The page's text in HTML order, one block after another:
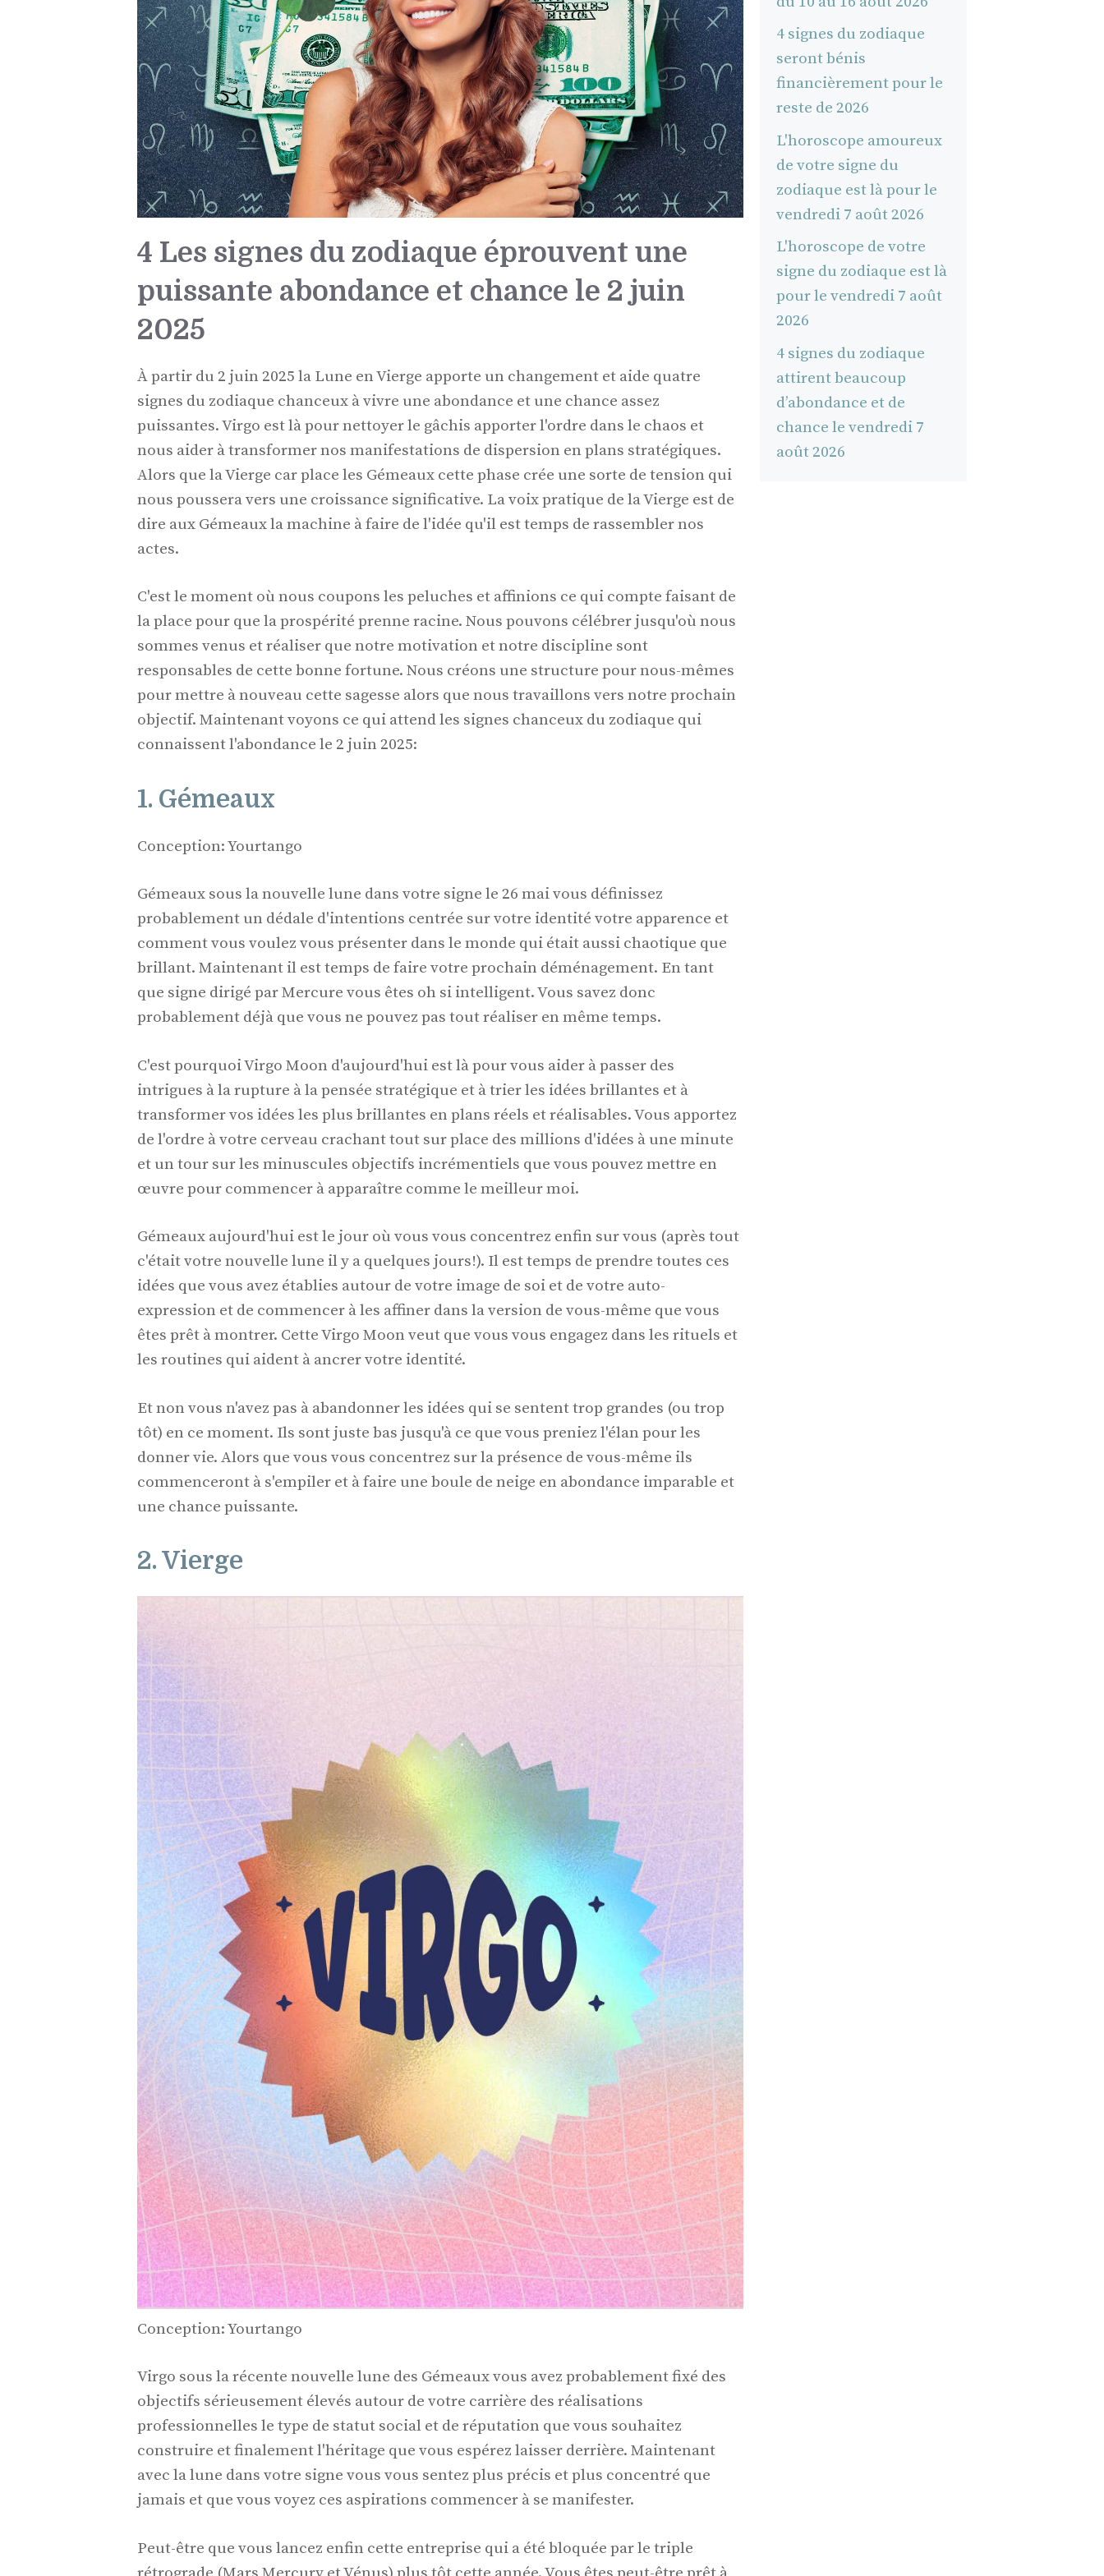
4 Les signes du zodiaque éprouvent une
puissante abondance et chance le 2 juin
2025
À partir du 2 juin 2025 la Lune en Vierge apporte un changement et aide quatre
signes du zodiaque chanceux à vivre une abondance et une chance assez
puissantes. Virgo est là pour nettoyer le gâchis apporter l'ordre dans le chaos et
nous aider à transformer nos manifestations de dispersion en plans stratégiques.
Alors que la Vierge car place les Gémeaux cette phase crée une sorte de tension qui
nous poussera vers une croissance significative. La voix pratique de la Vierge est de
dire aux Gémeaux la machine à faire de l'idée qu'il est temps de rassembler nos
actes.
C'est le moment où nous coupons les peluches et affinions ce qui compte faisant de
la place pour que la prospérité prenne racine. Nous pouvons célébrer jusqu'où nous
sommes venus et réaliser que notre motivation et notre discipline sont
responsables de cette bonne fortune. Nous créons une structure pour nous-mêmes
pour mettre à nouveau cette sagesse alors que nous travaillons vers notre prochain
objectif. Maintenant voyons ce qui attend les signes chanceux du zodiaque qui
connaissent l'abondance le 2 juin 2025:
1. Gémeaux
Conception: Yourtango
Gémeaux sous la nouvelle lune dans votre signe le 26 mai vous définissez
probablement un dédale d'intentions centrée sur votre identité votre apparence et
comment vous voulez vous présenter dans le monde qui était aussi chaotique que
brillant. Maintenant il est temps de faire votre prochain déménagement. En tant
que signe dirigé par Mercure vous êtes oh si intelligent. Vous savez donc
probablement déjà que vous ne pouvez pas tout réaliser en même temps.
C'est pourquoi Virgo Moon d'aujourd'hui est là pour vous aider à passer des
intrigues à la rupture à la pensée stratégique et à trier les idées brillantes et à
transformer vos idées les plus brillantes en plans réels et réalisables. Vous apportez
de l'ordre à votre cerveau crachant tout sur place des millions d'idées à une minute
et un tour sur les minuscules objectifs incrémentiels que vous pouvez mettre en
œuvre pour commencer à apparaître comme le meilleur moi.
Gémeaux aujourd'hui est le jour où vous vous concentrez enfin sur vous (après tout
c'était votre nouvelle lune il y a quelques jours!). Il est temps de prendre toutes ces
idées que vous avez établies autour de votre image de soi et de votre auto-
expression et de commencer à les affiner dans la version de vous-même que vous
êtes prêt à montrer. Cette Virgo Moon veut que vous vous engagez dans les rituels et
les routines qui aident à ancrer votre identité.
Et non vous n'avez pas à abandonner les idées qui se sentent trop grandes (ou trop
tôt) en ce moment. Ils sont juste bas jusqu'à ce que vous preniez l'élan pour les
donner vie. Alors que vous vous concentrez sur la présence de vous-même ils
commenceront à s'empiler et à faire une boule de neige en abondance imparable et
une chance puissante.
2. Vierge
Conception: Yourtango
Virgo sous la récente nouvelle lune des Gémeaux vous avez probablement fixé des
objectifs sérieusement élevés autour de votre carrière des réalisations
professionnelles le type de statut social et de réputation que vous souhaitez
construire et finalement l'héritage que vous espérez laisser derrière. Maintenant
avec la lune dans votre signe vous vous sentez plus précis et plus concentré que
jamais et que vous voyez ces aspirations commencer à se manifester.
Peut-être que vous lancez enfin cette entreprise qui a été bloquée par le triple
4 signes du zodiaque
seront bénis
financièrement pour le
reste de 2026
L'horoscope amoureux
de votre signe du
zodiaque est là pour le
vendredi 7 août 2026
L'horoscope de votre
signe du zodiaque est là
pour le vendredi 7 août
2026
4 signes du zodiaque
attirent beaucoup
d’abondance et de
chance le vendredi 7
août 2026